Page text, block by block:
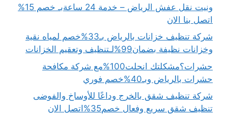
ونيت نقل عفش الرياض – خدمة 24 ساعةبـ خصم 15%
اتصل بنا الان
شركة تنظيف خزانات بالرياض بـ33%خصم لمياه نقية
وخزانات نظيفة بضمان99%لـتنظيف وتعقيم الخزانات
حشرات؟مشكلتك انحلت100%مع شركة مكافحة
حشرات بالرياض وبـ40%خصم فوري
شركة تنظيف شقق بالخرج وداعًا للأوساخ والفوضى
تنظيف شقق سريع وفعال خصم35%اتصل الان